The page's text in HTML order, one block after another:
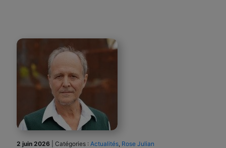
2 juin 2026 Catégories : Actualités Rose Julian